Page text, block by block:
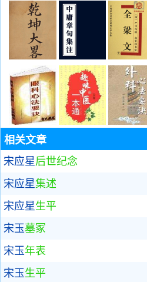
相关文章
宋应星后世纪念
宋应星集述
宋应星生平
宋玉墓冢
宋玉年表
宋玉生平